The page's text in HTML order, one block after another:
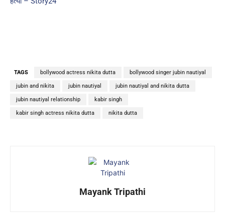
TAGS bollywood actress nikita dutta bollywood singer jubin nautiyal
jubin and nikita jubin nautiyal jubin nautiyal and nikita dutta
jubin nautiyal relationship kabir singh
kabir singh actress nikita dutta nikita dutta
Mayank Tripathi